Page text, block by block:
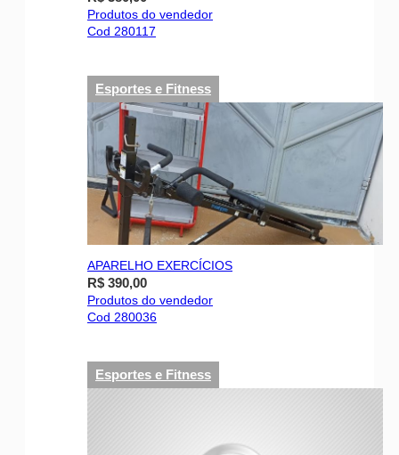
Produtos do vendedor
Cod 280117
Esportes e Fitness
APARELHO EXERCÍCIOS
R$ 390,00
Produtos do vendedor
Cod 280036
Esportes e Fitness